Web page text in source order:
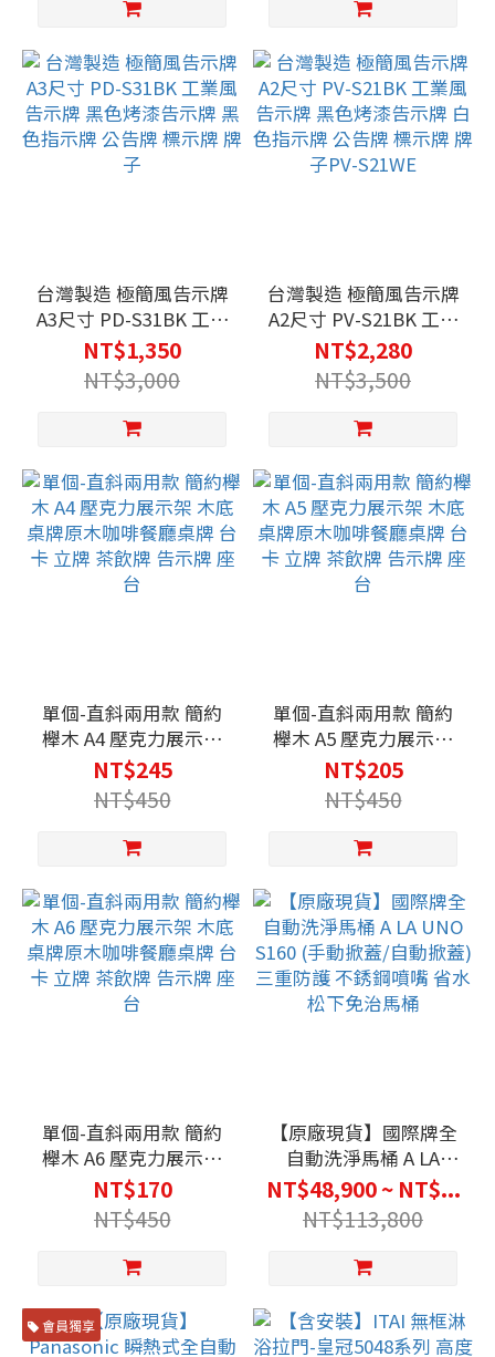
台灣製造 極簡風告示牌
A3尺寸 PD-S31BK 工業
風告示牌 黑色烤漆告示
牌 黑色指示牌 公告牌
標示牌 牌子
NT$1,350
NT$3,000
台灣製造 極簡風告示牌
A2尺寸 PV-S21BK 工業
風告示牌 黑色烤漆告示
牌 白色指示牌 公告牌
標示牌 牌子PV-S21WE
NT$2,280
NT$3,500
單個-直斜兩用款 簡約
櫸木 A4 壓克力展示架
木底桌牌原木咖啡餐廳
桌牌 台卡 立牌 茶飲牌
告示牌 座台
NT$245
NT$450
單個-直斜兩用款 簡約
櫸木 A5 壓克力展示架
木底桌牌原木咖啡餐廳
桌牌 台卡 立牌 茶飲牌
告示牌 座台
NT$205
NT$450
單個-直斜兩用款 簡約
櫸木 A6 壓克力展示架
木底桌牌原木咖啡餐廳
桌牌 台卡 立牌 茶飲牌
告示牌 座台
NT$170
NT$450
【原廠現貨】國際牌全
自動洗淨馬桶 A LA
UNO S160 (手動掀蓋/
自動掀蓋) 三重防護 不
銹鋼噴嘴 省水 松下免治
馬桶
NT$48,900 ~ NT$...
NT$113,800
會員獨享